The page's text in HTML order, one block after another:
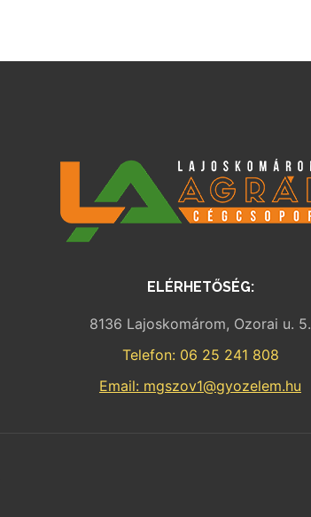
ELÉRHETŐSÉG:
8136 Lajoskomárom, Ozorai u. 5.
Telefon: 06 25 241 808
Email: mgszov1@gyozelem.hu